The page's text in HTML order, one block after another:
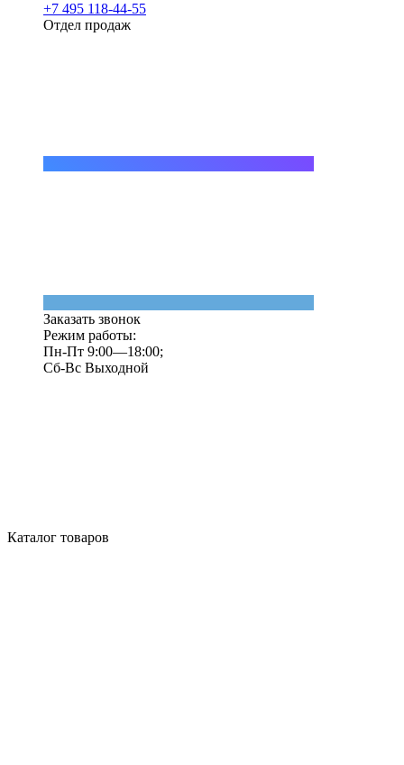
+7 495 118-44-55
Отдел продаж
Заказать звонок
Режим работы:
Пн-Пт 9:00—18:00;
Сб-Вс Выходной
Каталог товаров